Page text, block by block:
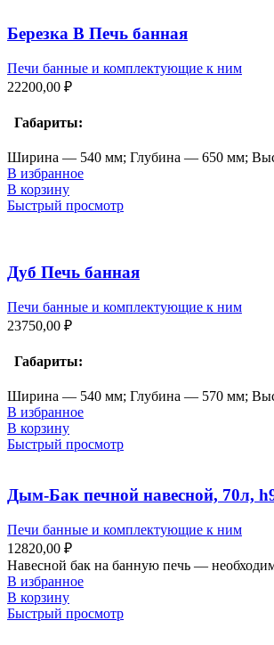
Березка В Печь банная
Печи банные и комплектующие к ним
22200,00 ₽
Габариты:
Ширина — 540 мм; Глубина — 650 мм;
В избранное
В корзину
Быстрый просмотр
Дуб Печь банная
Печи банные и комплектующие к ним
23750,00 ₽
Габариты:
Ширина — 540 мм; Глубина — 570 мм;
В избранное
В корзину
Быстрый просмотр
Дым-Бак печной навесной, 70л,
Печи банные и комплектующие к ним
12820,00 ₽
Навесной бак на банную печь —
В избранное
В корзину
Быстрый просмотр